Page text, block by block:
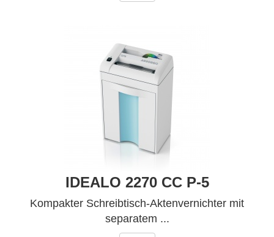
IDEALO 2270 CC P-5
Kompakter Schreibtisch-Aktenvernichter mit
separatem ...